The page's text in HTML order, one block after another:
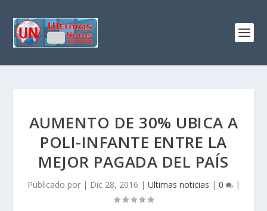
AUMENTO DE 30% UBICA A
POLI-INFANTE ENTRE LA
MEJOR PAGADA DEL PAÍS
Publicado por | Dic 28, 2016 | Ultimas noticias | 0 |